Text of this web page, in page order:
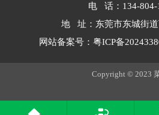
电 话：134-804-
地 址：东莞市东城街
网站备案号： 粤ICP备
Copyright © 2023